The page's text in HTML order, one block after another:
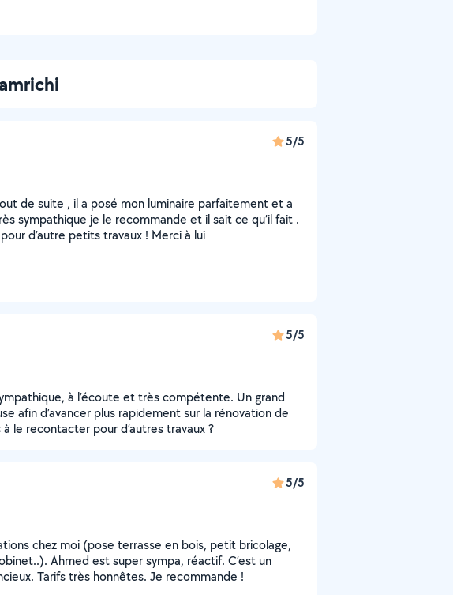
5/5
de suite , il a posé mon luminaire parfaitement et a
sympathique je le recommande et il sait ce qu’il fait .
d’autre petits travaux ! Merci à lui
5/5
à l’écoute et très compétente. Un grand
afin d’avancer plus rapidement sur la rénovation de
le recontacter pour d’autres travaux ?
5/5
chez moi (pose terrasse en bois, petit bricolage,
Ahmed est super sympa, réactif. C’est un
Tarifs très honnêtes. Je recommande !